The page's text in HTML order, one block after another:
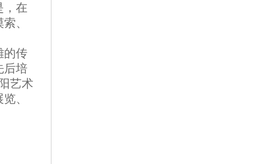
，在
、
的传
后培
艺术
、